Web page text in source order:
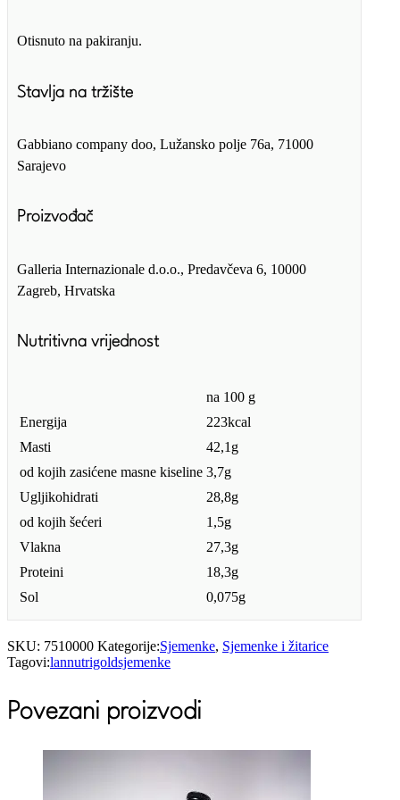
Otisnuto na pakiranju.
Stavlja na tržište
Gabbiano company doo, Lužansko polje 76a, 71000
Sarajevo
Proizvođač
Galleria Internazionale d.o.o., Predavčeva 6, 10000
Zagreb, Hrvatska
Nutritivna vrijednost
na 100 g
Energija
223kcal
Masti
42,1g
od kojih zasićene masne kiseline 3,7g
Ugljikohidrati
28,8g
od kojih šećeri
1,5g
Vlakna
27,3g
Proteini
18,3g
Sol
0,075g
SKU: 7510000 Kategorije:Sjemenke, Sjemenke i žitarice
Tagovi:lannutrigoldsjemenke
Povezani proizvodi